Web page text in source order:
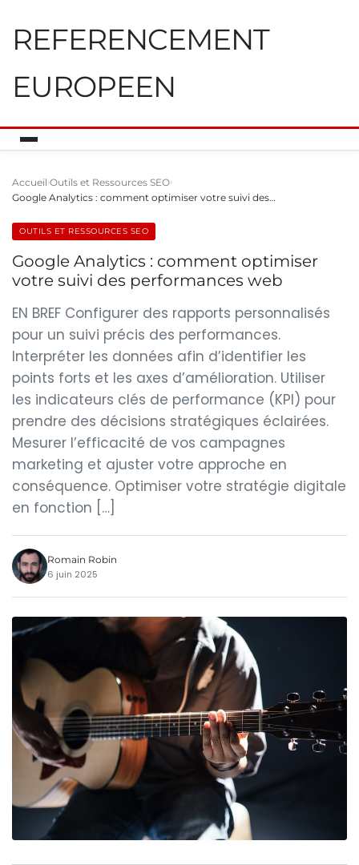
REFERENCEMENT
EUROPEEN
Accueil Outils et Ressources SEO
Google Analytics : comment optimiser votre suivi des…
OUTILS ET RESSOURCES SEO
Google Analytics : comment optimiser
votre suivi des performances web
EN BREF Configurer des rapports personnalisés
pour un suivi précis des performances.
Interpréter les données afin d’identifier les
points forts et les axes d’amélioration. Utiliser
les indicateurs clés de performance (KPI) pour
prendre des décisions stratégiques éclairées.
Mesurer l’efficacité de vos campagnes
marketing et ajuster votre approche en
conséquence. Optimiser votre stratégie digitale
en fonction […]
Romain Robin
6 juin 2025